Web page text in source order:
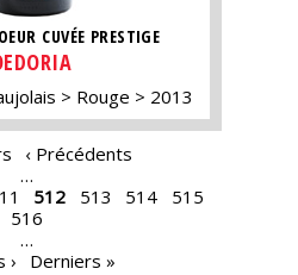
CUVÉE PRESTIGE
Rouge 2013
‹ Précédents
…
512 513 514
515
516
…
›
Derniers »